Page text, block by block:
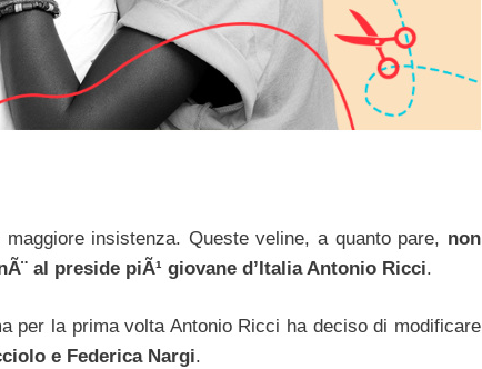
insistenza. Queste veline, a quanto pare, non
al preside piÃ¹ giovane d’Italia Antonio Ricci.
per la prima volta Antonio Ricci ha deciso di modificare
e Federica Nargi.